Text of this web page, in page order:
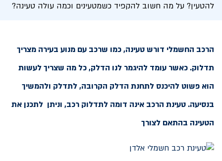
להטעין? על מה חשוב להקפיד כשמטעינים וכמה עולה טעינה?
הרכב החשמלי דורש טעינה, כמו שרכב עם מנוע בעירה מצריך
תדלוק. כאשר עומד להיגמר לנו הדלק, כל מה שצריך לעשות
הוא פשוט להיכנס לתחנת הדלק הקרובה, לתדלק ולהמשיך
בנסיעה. טעינת הרכב אינה דומה לתדלוק רכב, וניתן לתכנן את
הטעינה בהתאם לצורך